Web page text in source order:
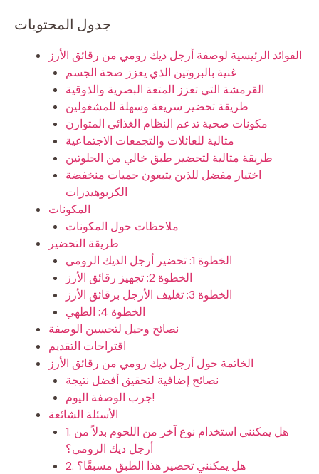
جدول المحتويات
الفوائد الرئيسية لوصفة أرجل ديك رومي من رقائق الأرز
غنية بالبروتين الذي يعزز صحة الجسم
القرمشة التي تعزز المتعة البصرية والذوقية
طريقة تحضير سريعة وسهلة للمشغولين
مكونات صحية تدعم النظام الغذائي المتوازن
مثالية للعائلات والتجمعات الاجتماعية
طريقة مثالية لتحضير طبق خالي من الجلوتين
اختيار مفضل للذين يتبعون حميات منخفضة
الكربوهيدرات
المكونات
ملاحظات حول المكونات
طريقة التحضير
الخطوة 1: تحضير أرجل الديك الرومي
الخطوة 2: تجهيز رقائق الأرز
الخطوة 3: تغليف الأرجل برقائق الأرز
الخطوة 4: الطهي
نصائح وحيل لتحسين الوصفة
اقتراحات التقديم
الخاتمة حول أرجل ديك رومي من رقائق الأرز
نصائح إضافية لتحقيق أفضل نتيجة
جرب الوصفة اليوم!
الأسئلة الشائعة
1. هل يمكنني استخدام نوع آخر من اللحوم بدلاً من
أرجل ديك الرومي؟
2. هل يمكنني تحضير هذا الطبق مسبقًا؟